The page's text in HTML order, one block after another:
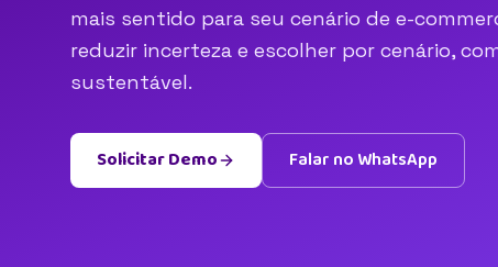
mais sentido para seu cenário de e-
reduzir incerteza e escolher por cenário,
sustentável.
Solicitar Demo Falar no WhatsApp